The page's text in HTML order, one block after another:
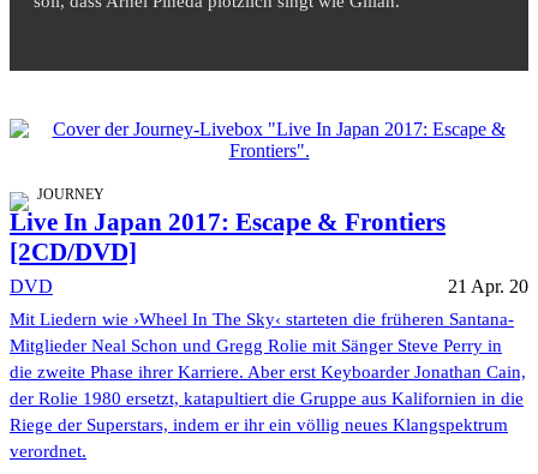
JOURNEY
Live In Japan 2017: Escape & Frontiers
[2CD/DVD]
DVD 21 Apr. 20
Mit Liedern wie ›Wheel In The Sky‹ starteten die früheren Santana-
Mitglieder Neal Schon und Gregg Rolie mit Sänger Steve Perry in
die zweite Phase ihrer Karriere. Aber erst Keyboarder Jonathan Cain,
der Rolie 1980 ersetzt, katapultiert die Gruppe aus Kalifornien in die
Riege der Superstars, indem er ihr ein völlig neues Klangspektrum
verordnet.